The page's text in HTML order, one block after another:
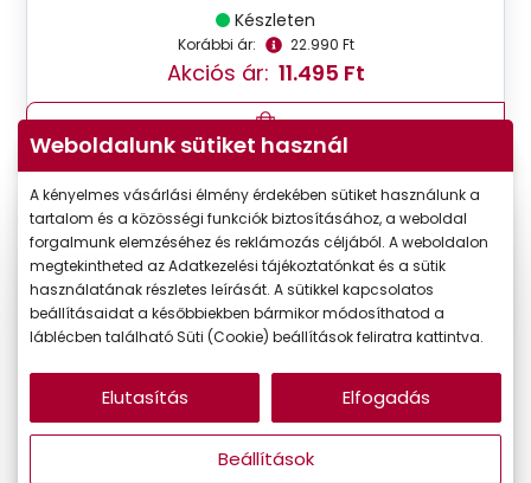
Készleten
Korábbi ár: 22.990 Ft
Akciós ár: 11.495 Ft
Részletek
CSAK ONLINE -50%
PRÓBA
Weboldalunk sütiket használ
A kényelmes vásárlási élmény érdekében sütiket használunk a
tartalom és a közösségi funkciók biztosításához, a weboldal
forgalmunk elemzéséhez és reklámozás céljából. A weboldalon
megtekintheted az Adatkezelési tájékoztatónkat és a sütik
használatának részletes leírását. A sütikkel kapcsolatos
beállításaidat a későbbiekben bármikor módosíthatod a
láblécben található Süti (Cookie) beállítások feliratra kattintva.
Beállítások
Elutasítás Elfogadás